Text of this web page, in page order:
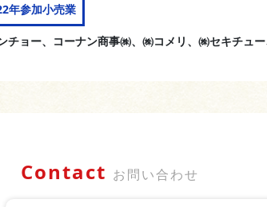
年参加小売業
チョー、コーナン商事㈱、㈱コメリ、㈱セキチュ
Contact お問い合わせ